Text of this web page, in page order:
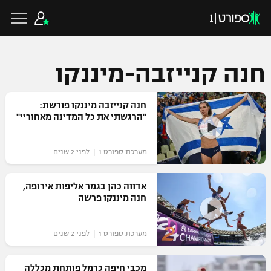
כדורגל ישראלי
ליגת העל
גביע הטוטו
ליגיונרים
גביע המדינה
כדורגל עולמי
ליגת האלופות
ליגה אירופית
ליגה אנגלית
כדורסל ישראלי
ליגת ווינר סל
ליגה לאומית
כדורסל עולמי
NBA
חנה קנייזבה-מיננקו
חנה קנייזבה מיננקו פורשת:
"הרגשתי את כל המדינה מאחוריי"
מערכת ספורט 1 | לפני 2 שנים
אדווה כהן בגמר אליפות אירופה,
חנה מיננקו פרשה
מערכת ספורט 1 | לפני 2 שנים
מכבי חיפה כרמל פותחת מכללה